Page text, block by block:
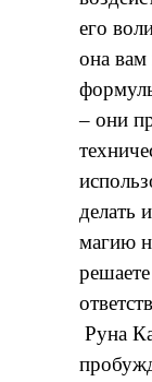
его
она вам
– они
делать
магию
Руна